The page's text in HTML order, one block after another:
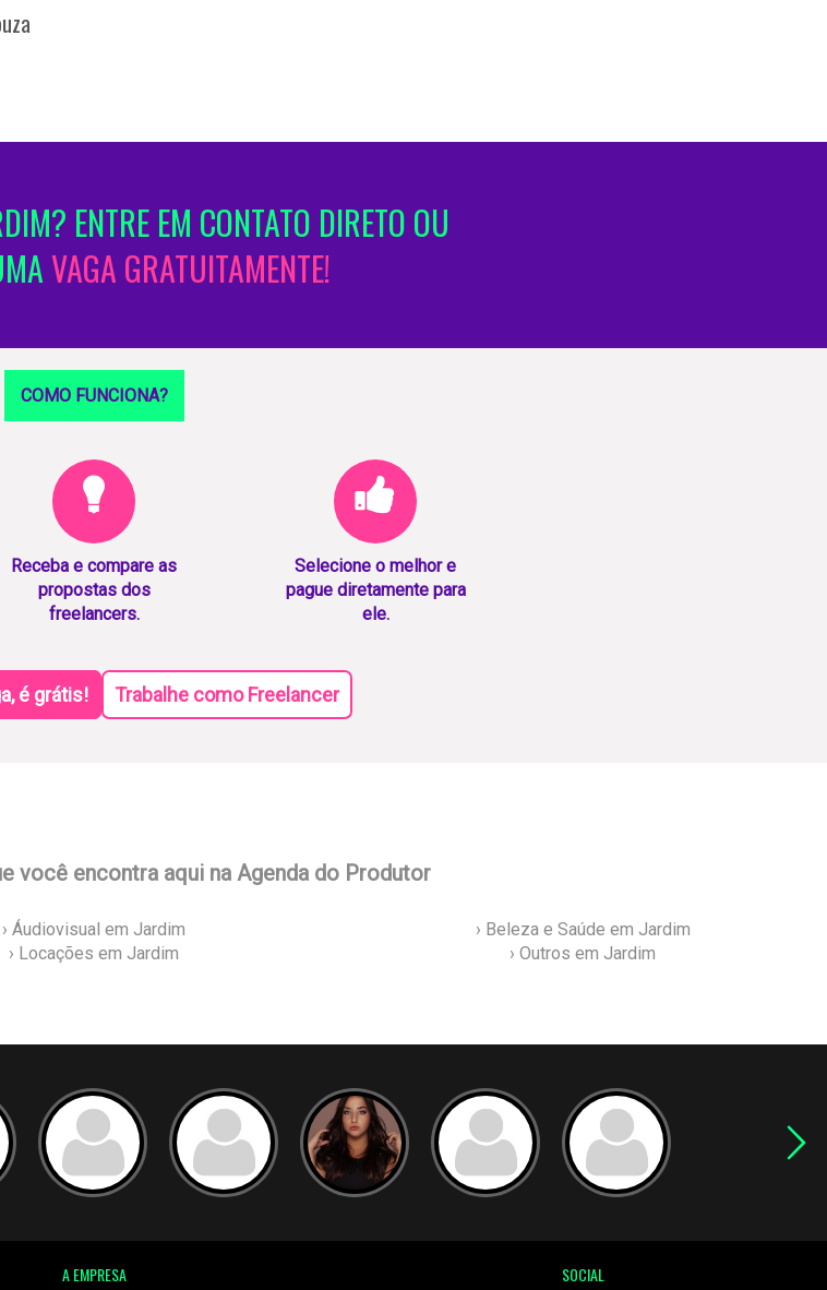
ENTRE EM CONTATO DIRETO OU
VAGA GRATUITAMENTE!
COMO FUNCIONA?
Receba e compare as
propostas dos
freelancers.
Selecione o melhor e
pague diretamente para
ele.
é grátis! Trabalhe como Freelancer
você encontra aqui na Agenda do Produtor
› Áudiovisual em Jardim
› Beleza e Saúde em Jardim
› Locações em Jardim
› Outros em Jardim
A EMPRESA SOCIAL